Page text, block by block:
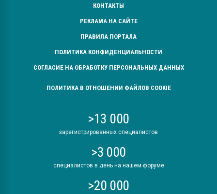
КОНТАКТЫ
РЕКЛАМА НА САЙТЕ
ПРАВИЛА ПОРТАЛА
ПОЛИТИКА КОНФИДЕНЦИАЛЬНОСТИ
СОГЛАСИЕ НА ОБРАБОТКУ ПЕРСОНАЛЬНЫХ ДАННЫХ
ПОЛИТИКА В ОТНОШЕНИИ ФАЙЛОВ COOKIE
>13 000
зарегистрированных специалистов
>3 000
специалистов в день на нашем форуме
>20 000